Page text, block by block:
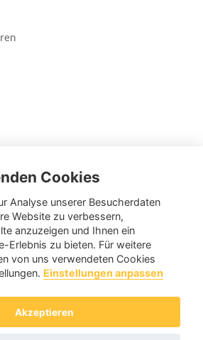
hilft Ihnen bei Fragen und
Cookies
Analyse unserer Besucherdaten
Website zu verbessern,
anzuzeigen und Ihnen ein
Erlebnis zu bieten. Für weitere
von uns verwendeten Cookies
Einstellungen anpassen
Akzeptieren